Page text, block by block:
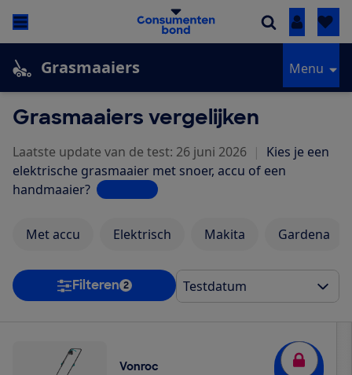
Inloggen
Grasmaaiers Menu
Grasmaaiers vergelijken
Laatste update van de test: 26 juni 2026 | Kies je een
elektrische grasmaaier met snoer, accu of een
handmaaier? Lees meer
Met accu Elektrisch Makita Gardena
Filteren 2
Vonroc